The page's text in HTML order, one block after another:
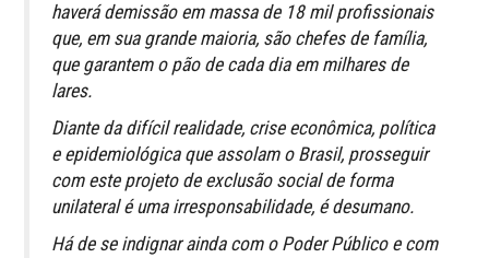
haverá demissão em massa de 18 mil profissionais
que, em sua grande maioria, são chefes de família,
que garantem o pão de cada dia em milhares de
lares.
Diante da difícil realidade, crise econômica, política
e epidemiológica que assolam o Brasil, prosseguir
com este projeto de exclusão social de forma
unilateral é uma irresponsabilidade, é desumano.
Há de se indignar ainda com o Poder Público e com